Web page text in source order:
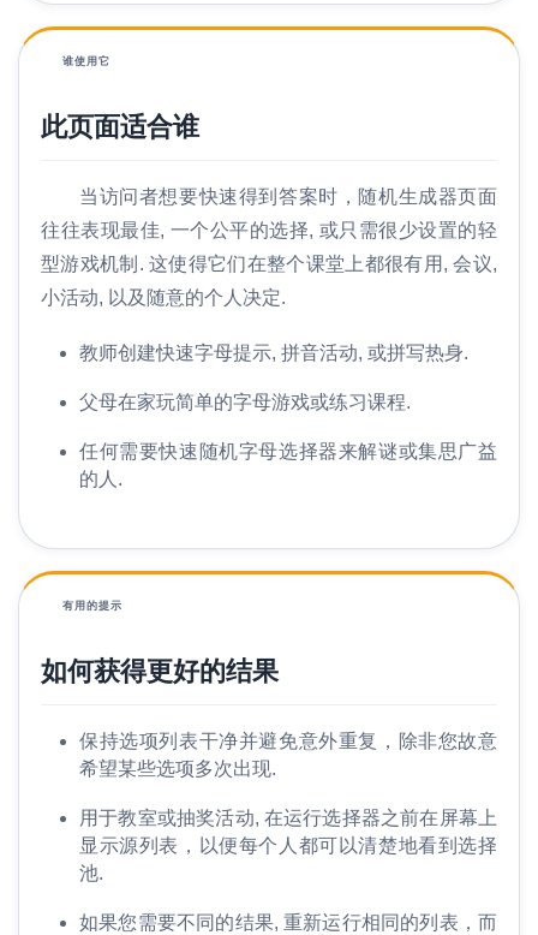
谁使用它
此页面适合谁
当访问者想要快速得到答案时，随机生成器页面
往往表现最佳, 一个公平的选择, 或只需很少设置的轻
型游戏机制. 这使得它们在整个课堂上都很有用, 会议,
小活动, 以及随意的个人决定.
教师创建快速字母提示, 拼音活动, 或拼写热身.
父母在家玩简单的字母游戏或练习课程.
任何需要快速随机字母选择器来解谜或集思广益
的人.
有用的提示
如何获得更好的结果
保持选项列表干净并避免意外重复，除非您故意
希望某些选项多次出现.
用于教室或抽奖活动, 在运行选择器之前在屏幕上
显示源列表，以便每个人都可以清楚地看到选择
池.
如果您需要不同的结果, 重新运行相同的列表，而